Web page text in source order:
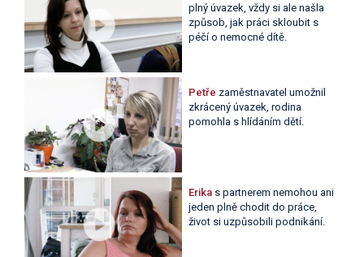
plný úvazek, vždy si ale našla
způsob, jak práci skloubit s
péčí o nemocné dítě.
Petře zaměstnavatel umožnil
zkrácený úvazek, rodina
pomohla s hlídáním dětí.
Erikas partnerem nemohou ani
jeden plně chodit do práce,
život si uzpůsobili podnikání.